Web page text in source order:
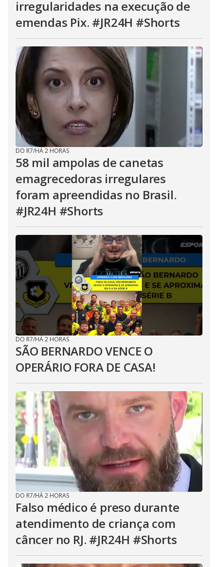
irregularidades na execução de
emendas Pix. #JR24H #Shorts
DO R7/HÁ 2 HORAS
58 mil ampolas de canetas
emagrecedoras irregulares
foram apreendidas no Brasil.
#JR24H #Shorts
DO R7/HÁ 2 HORAS
SÃO BERNARDO VENCE O
OPERÁRIO FORA DE CASA!
DO R7/HÁ 2 HORAS
Falso médico é preso durante
atendimento de criança com
câncer no RJ. #JR24H #Shorts